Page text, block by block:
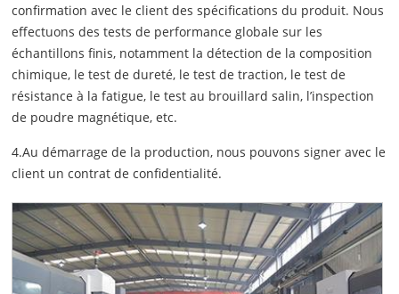
confirmation avec le client des spécifications du produit. Nous
effectuons des tests de performance globale sur les
échantillons finis, notamment la détection de la composition
chimique, le test de dureté, le test de traction, le test de
résistance à la fatigue, le test au brouillard salin, l’inspection
de poudre magnétique, etc.
4.Au démarrage de la production, nous pouvons signer avec le
client un contrat de confidentialité.